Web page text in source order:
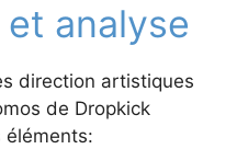
analyse
direction artistiques
de Dropkick
éléments: